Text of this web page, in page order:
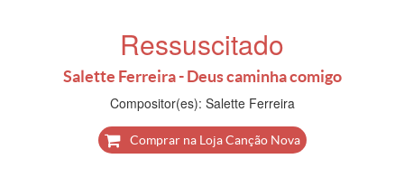
Ressuscitado
Salette Ferreira - Deus caminha comigo
Compositor(es): Salette Ferreira
Comprar na Loja Canção Nova